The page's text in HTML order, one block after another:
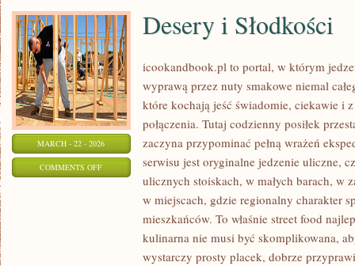
MARCH - 22 - 2026
COMMENTS OFFON
SŁODKOŚCI
Desery i Słodkości
icookandbook.pl to portal, w którym
wyprawą przez nuty smakowe niemal
które kochają jeść świadomie, ciekawie i
połączenia. Tutaj codzienny posiłek
zaczyna przypominać pełną wrażeń
serwisu jest oryginalne jedzenie uliczne,
ulicznych stoiskach, w małych barach, w
w miejscach, gdzie regionalny charakter
mieszkańców. To właśnie street food
kulinarna nie musi być skomplikowana,
wystarczy prosty placek, dobrze